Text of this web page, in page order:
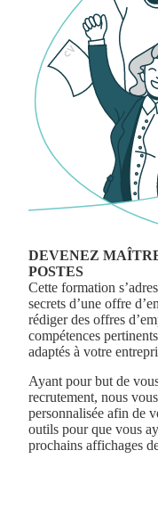
DEVENEZ
POSTES
Cette formation
secrets d’une offre
rédiger des offres
compétences
adaptés à votre
Ayant pour but de
recrutement, nous
personnalisée afin de
outils pour que vous
prochains affichages